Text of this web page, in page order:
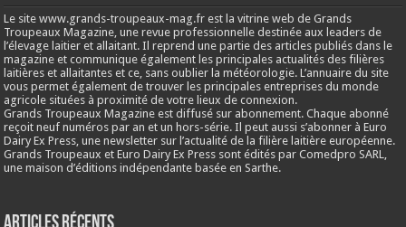
Le site www.grands-troupeaux-mag.fr est la vitrine web de Grands
Troupeaux Magazine, une revue professionnelle destinée aux leaders de
l’élevage laitier et allaitant. Il reprend une partie des articles publiés dans le
magazine et communique également les principales actualités des filières
laitières et allaitantes et ce, sans oublier la météorologie. L’annuaire du site
vous permet également de trouver les principales entreprises du monde
agricole situées à proximité de votre lieux de connexion.
Grands Troupeaux Magazine est diffusé sur abonnement. Chaque abonné
reçoit neuf numéros par an et un hors-série. Il peut aussi s’abonner à Euro
Dairy Ex Press, une newsletter sur l’actualité de la filière laitière européenne.
Grands Troupeaux et Euro Dairy Ex Press sont édités par Comedpro SARL,
une maison d’éditions indépendante basée en Sarthe.